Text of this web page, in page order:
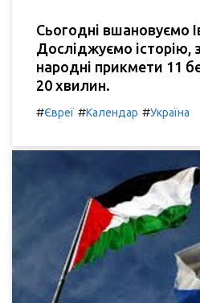
Сьогодні вшановуємо
Досліджуємо історію,
народні прикмети 11
20 хвилин.
#Євреї #Календар #Україна